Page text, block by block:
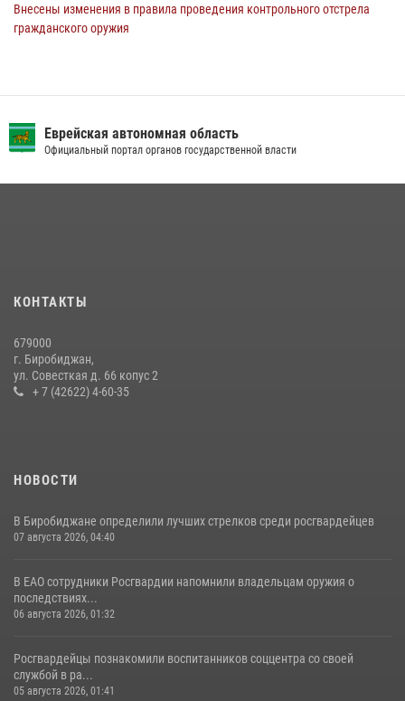
Внесены изменения в правила проведения контрольного отстрела
гражданского оружия
23 июля 2026, 00:16 2
21 июля 2026, 04:18
Первых основам самообороны
13 июля 2026, 02:04 3
Еврейская автономная область
Официальный портал органов государственной власти
КОНТАКТЫ
679000
г. Биробиджан,
ул. Совесткая д. 66 копус 2
+ 7 (42622) 4-60-35
НОВОСТИ
В Биробиджане определили лучших стрелков среди росгвардейцев
07 августа 2026, 04:40
В ЕАО сотрудники Росгвардии напомнили владельцам оружия о
последствиях...
06 августа 2026, 01:32
Росгвардейцы познакомили воспитанников соццентра со своей
службой в ра...
05 августа 2026, 01:41